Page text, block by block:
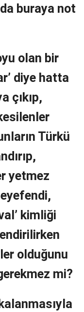
buraya not
olan bir
diye hatta
çıkıp,
Türkü
yetmez
kimliği
olduğunu
mi?